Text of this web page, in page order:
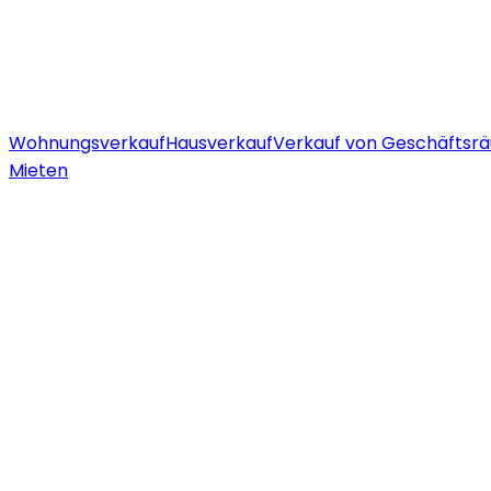
WohnungsverkaufHausverkaufVerkauf von
Mieten